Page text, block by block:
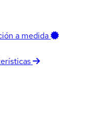
a medida